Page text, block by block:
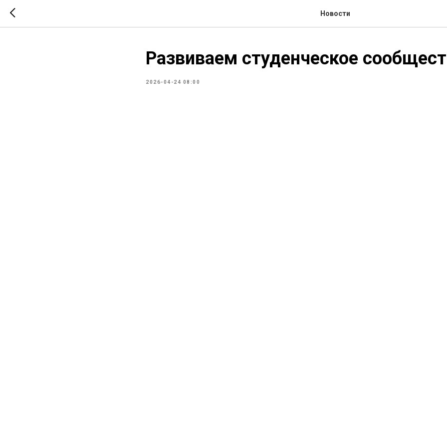
Новости
Развиваем студенческое
2026-04-24 08:00